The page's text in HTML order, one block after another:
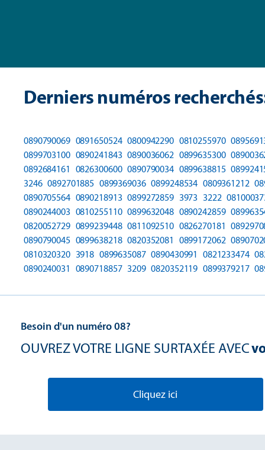
Derniers numéros
0890790069 0891650524 0800942290 0810255970
0899703100 0890241843 0890036062 0899635300
0892684161 0826300600 0890790034 0899638815
3246 0892701885 0899369036 0899248534 0809361212
0890705564 0890218913 0899272859 3973 3222
0890244003 0810255110 0899632048 0890242859
0820052729 0899239448 0811092510 0826270181
0890790045 0899638218 0820352081 0899172062
0810320320 3918 0899635087 0890430991 0821233474
0890240031 0890718857 3209 0820352119 0899379217
Besoin d'un numéro 08?
OUVREZ VOTRE LIGNE SURTAXÉE AVEC
Cliquez ici